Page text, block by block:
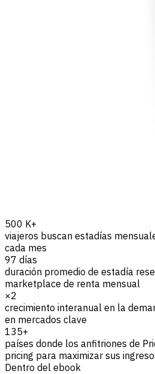
500 K+
viajeros buscan estadías
cada mes
97 días
duración promedio de estadía
marketplace de renta mensual
×2
crecimiento interanual en la
en mercados clave
135+
países donde los anfitriones de
pricing para maximizar sus
Dentro del ebook